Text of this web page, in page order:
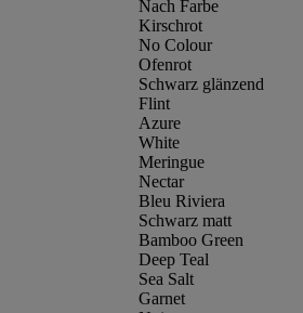
Nach Farbe
Kirschrot
No Colour
Ofenrot
Schwarz glänzend
Flint
Azure
White
Meringue
Nectar
Bleu Riviera
Schwarz matt
Bamboo Green
Deep Teal
Sea Salt
Garnet